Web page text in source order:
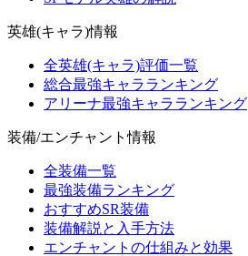
英雄(キャラ)情報
全英雄(キャラ)評価一覧
総合最強キャラランキング
アリーナ最強キャラランキング
装備/エンチャント情報
全装備一覧
最強装備ランキング
おすすめSR装備
装備解説と入手方法
エンチャントの仕組みと効果